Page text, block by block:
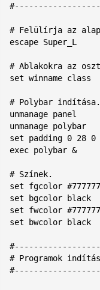
# Felülírja az
escape Super_L
# Ablakokra az
set winname class
# Polybar indítása.
unmanage panel
unmanage polybar
set padding 0 28 0
exec polybar &
# Színek.
set fgcolor #777777
set bgcolor black
set fwcolor #777777
set bwcolor black
# Programok